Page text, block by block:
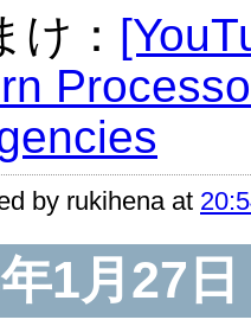
：
by rukihena at
1月27日